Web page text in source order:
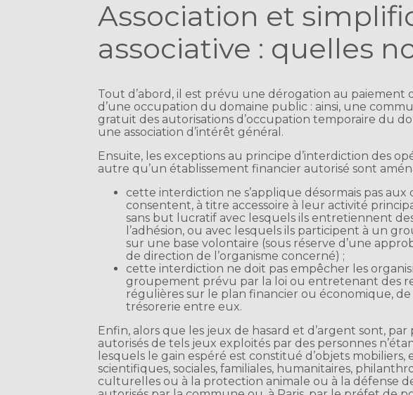
Association et
associative : quelles
Tout d’abord, il est prévu une dérogation au paiement
d’une occupation du domaine public : ainsi, une
gratuit des autorisations d’occupation temporaire du
une association d’intérêt général.
Ensuite, les exceptions au principe d’interdiction des
autre qu’un établissement financier autorisé sont
cette interdiction ne s’applique désormais pas
consentent, à titre accessoire à leur activité
sans but lucratif avec lesquels ils entretiennent
l’adhésion, ou avec lesquels ils participent à un
sur une base volontaire (sous réserve d’une
de direction de l’organisme concerné) ;
cette interdiction ne doit pas empêcher les
groupement prévu par la loi ou entretenant des
régulières sur le plan financier ou économique,
trésorerie entre eux.
Enfin, alors que les jeux de hasard et d’argent sont,
autorisés de tels jeux exploités par des personnes
lesquels le gain espéré est constitué d’objets
scientifiques, sociales, familiales, humanitaires,
culturelles ou à la protection animale ou à la défense